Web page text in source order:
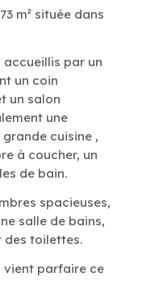
m² située dans
accueillis par un
un coin
un salon
une
cuisine ,
à coucher, un
de bain.
spacieuses,
salle de bains,
des toilettes.
vient parfaire ce